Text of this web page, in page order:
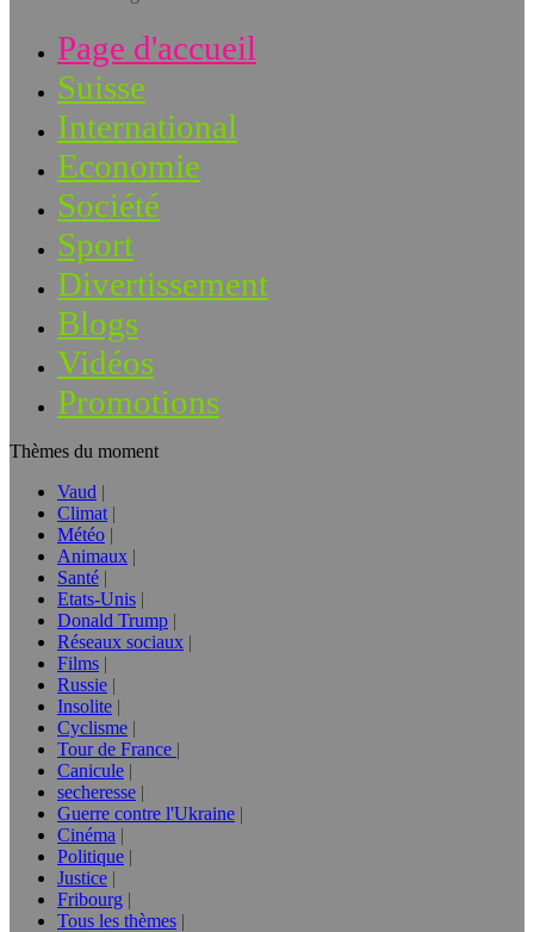
Page d'accueil
Suisse
International
Economie
Société
Sport
Divertissement
Blogs
Vidéos
Promotions
Thèmes du moment
Vaud
Climat
Météo
Animaux
Santé
Etats-Unis
Donald Trump
Réseaux sociaux
Films
Russie
Insolite
Cyclisme
Tour de France
Canicule
secheresse
Guerre contre l'Ukraine
Cinéma
Politique
Justice
Fribourg
Tous les thèmes